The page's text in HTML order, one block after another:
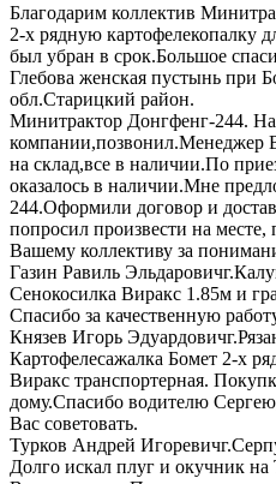
Благодарим коллектив
2-х рядную картофелекопалку
был убран в срок.Большое
Глебова женская пустынь при
обл.Старицкий район.
Минитрактор Донгфенг-244.
компании,позвонил.Менеджер
на склад,все в наличии.По
оказалось в наличии.Мне
244.Оформили договор и
попросил произвести на
Вашему коллективу за
Газин Равиль Эльдарович
Сенокосилка Виракс 1.85м и
Спасибо за качественную
Князев Игорь Эдуардович
Картофелесажалка Бомет 2-х
Виракс транспортерная.
дому.Спасибо водителю
Вас советовать.
Турков Андрей Игоревич
Долго искал плуг и окучник